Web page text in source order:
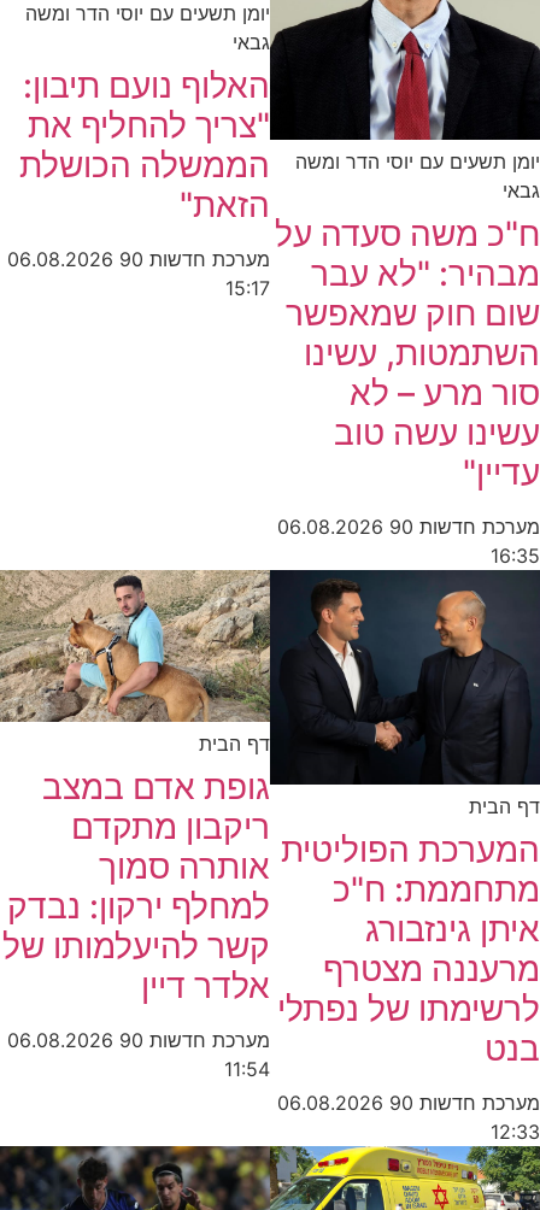
יומן תשעים עם יוסי הדר ומשה
גבאי
ח"כ משה סעדה על
מבהיר: "לא עבר
שום חוק שמאפשר
השתמטות, עשינו
סור מרע – לא
עשינו עשה טוב
עדיין"
מערכת חדשות 90
06.08.2026
16:35
יומן תשעים עם יוסי הדר ומשה
גבאי
האלוף נועם תיבון:
"צריך להחליף את
הממשלה הכושלת
הזאת"
מערכת חדשות 90
06.08.2026
15:17
דף הבית
המערכת הפוליטית
מתחממת: ח"כ
איתן גינזבורג
מרעננה מצטרף
לרשימתו של נפתלי
בנט
מערכת חדשות 90
06.08.2026
12:33
דף הבית
גופת אדם במצב
ריקבון מתקדם
אותרה סמוך
למחלף ירקון: נבדק
קשר להיעלמותו של
אלדר דיין
מערכת חדשות 90
06.08.2026
11:54